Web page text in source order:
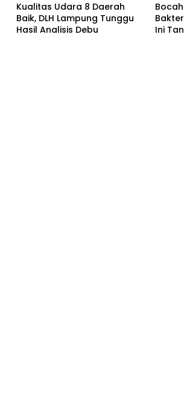
Kualitas Udara 8 Daerah
Baik, DLH Lampung Tunggu
Hasil Analisis Debu
Ini